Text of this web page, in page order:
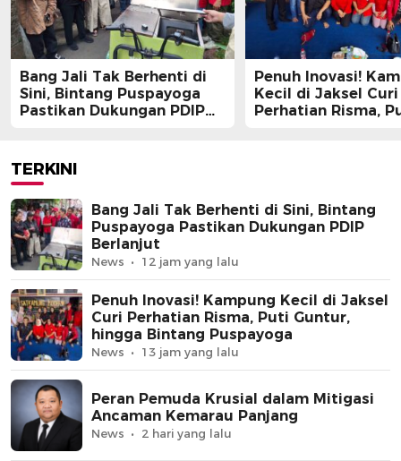
Bang Jali Tak Berhenti di
Sini, Bintang Puspayoga
Pastikan Dukungan PDIP
Penuh Inovasi!
Kecil di Jaksel Curi
Perhatian Risma,
TERKINI
Bang Jali Tak Berhenti di Sini, Bintang
Puspayoga Pastikan Dukungan PDIP
Berlanjut
News 12 jam yang lalu
Penuh Inovasi! Kampung Kecil di Jaksel
Curi Perhatian Risma, Puti Guntur,
hingga Bintang Puspayoga
News 13 jam yang lalu
Peran Pemuda Krusial dalam Mitigasi
Ancaman Kemarau Panjang
News 2 hari yang lalu